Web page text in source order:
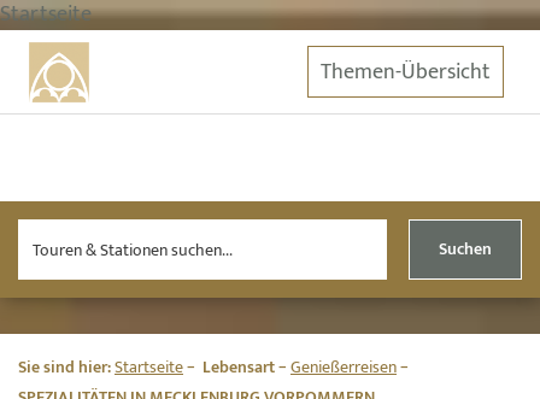
Startseite
Themen-Übersicht
Suchen
Sie sind hier:Startseite Lebensart Genießerreisen